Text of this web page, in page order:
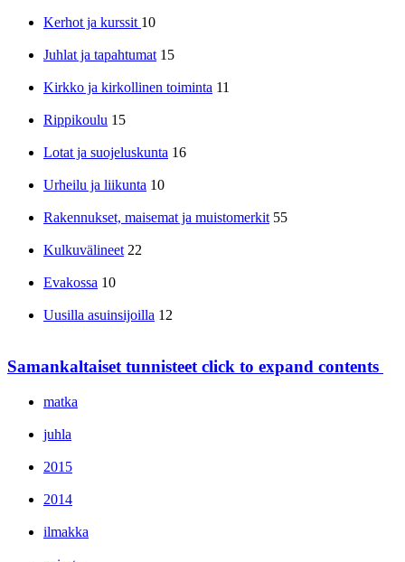
Kerhot ja kurssit 10
Juhlat ja tapahtumat 15
Kirkko ja kirkollinen toiminta 11
Rippikoulu 15
Lotat ja suojeluskunta 16
Urheilu ja liikunta 10
Rakennukset, maisemat ja muistomerkit 55
Kulkuvälineet 22
Evakossa 10
Uusilla asuinsijoilla 12
Samankaltaiset tunnisteet click to expand contents
matka
juhla
2015
2014
ilmakka